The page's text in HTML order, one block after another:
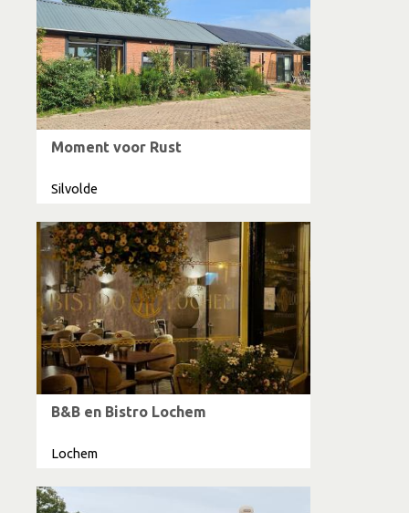
Moment voor Rust
Silvolde
B&B en Bistro Lochem
Lochem